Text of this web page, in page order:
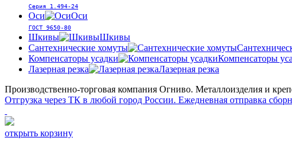
Серия 1.494-24
Оси Оси
ГОСТ 9650-80
Шкивы
Шкивы
Сантехнические хомуты
Компенсаторы усадки
Компенсаторы
Лазерная резка
Лазерная резка
Производственно-торговая компания Огниво. Металлоизделия и
Отгрузка через ТК в любой город России. Ежедневная отправка
открыть корзину